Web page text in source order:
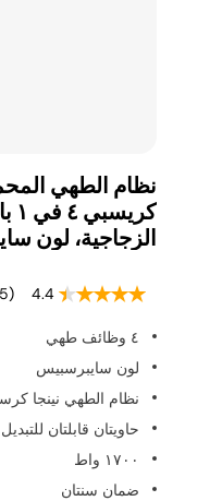
نظام الطهي
الزجاجية، لون
4.4
(545)
٤ وظائف طهي
لون سايبرسبيس
نظام الطهي نينجا
حاويتان قابلتان للتبديل سعة ١٫٤
١٧٠٠ واط
ضمان سنتان